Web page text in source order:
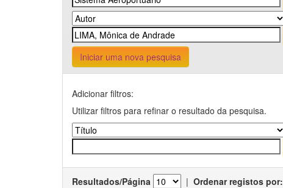
Iniciar uma nova pesquisa
Adicionar filtros:
Utilizar filtros para refinar o resultado da pesquisa.
Resultados/Página | Ordenar registos por: